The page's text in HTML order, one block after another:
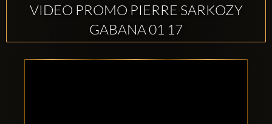
VIDEO PROMO PIERRE SARKOZY
GABANA 01 17